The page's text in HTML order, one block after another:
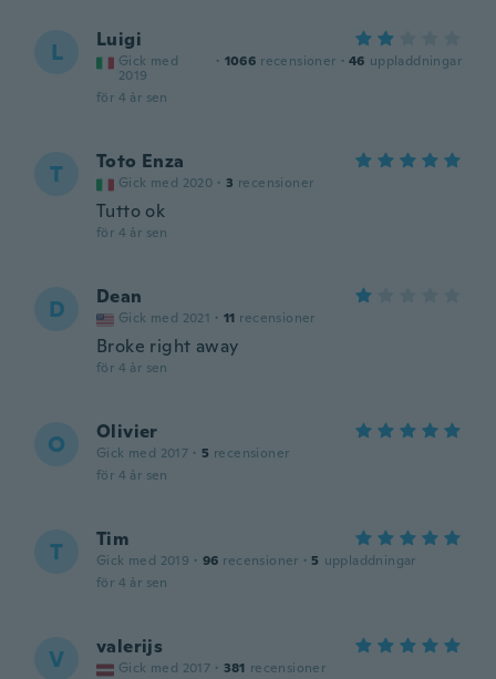
L Luigi
Gick med
2019
· 1066 recensioner · 46 uppladdningar
för 4 år sen
T Toto Enza
Gick med 2020 · 3 recensioner
Tutto ok
för 4 år sen
D Dean
Gick med 2021 · 11 recensioner
Broke right away
för 4 år sen
O Olivier
Gick med 2017 · 5 recensioner
för 4 år sen
T Tim
Gick med 2019 · 96 recensioner · 5 uppladdningar
för 4 år sen
V valerijs
Gick med 2017 · 381 recensioner